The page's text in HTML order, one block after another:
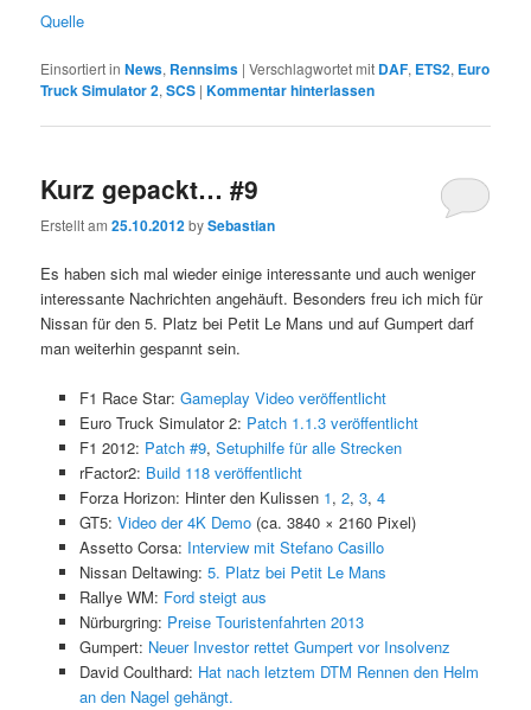
Quelle
Einsortiert in News, Rennsims |Verschlagwortet mit DAF, ETS2, Euro
Truck Simulator 2,SCS |Kommentar hinterlassen
Kurz gepackt… #9
Erstellt am25.10.2012bySebastian
Es haben sich mal wieder einige interessante und auch weniger
interessante Nachrichten angehäuft. Besonders freu ich mich für
Nissan für den 5. Platz bei Petit Le Mans und auf Gumpert darf
man weiterhin gespannt sein.
F1 Race Star: Gameplay Video veröffentlicht
Euro Truck Simulator 2: Patch 1.1.3 veröffentlicht
F1 2012: Patch #9, Setuphilfe für alle Strecken
rFactor2: Build 118 veröffentlicht
Forza Horizon: Hinter den Kulissen 1, 2, 3, 4
GT5: Video der 4K Demo(ca. 3840 × 2160 Pixel)
Assetto Corsa: Interview mit Stefano Casillo
Nissan Deltawing: 5. Platz bei Petit Le Mans
Rallye WM: Ford steigt aus
Nürburgring: Preise Touristenfahrten 2013
Gumpert: Neuer Investor rettet Gumpert vor Insolvenz
David Coulthard: Hat nach letztem DTM Rennen den Helm
an den Nagel gehängt.